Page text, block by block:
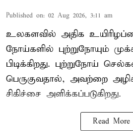
Published on: 02 Aug 2026, 3:11 am
உலகளவில் அதிக
நோய்களில் புற்றுநோயும்
பிடிக்கிறது. புற்றுநோய்
பெருகுவதால், அவற்றை
சிகிச்சை அளிக்கப்படுகிறது.
Read More